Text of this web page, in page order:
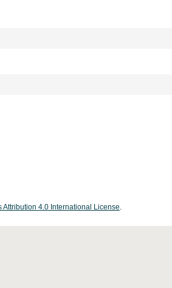
Attribution 4.0 International License.